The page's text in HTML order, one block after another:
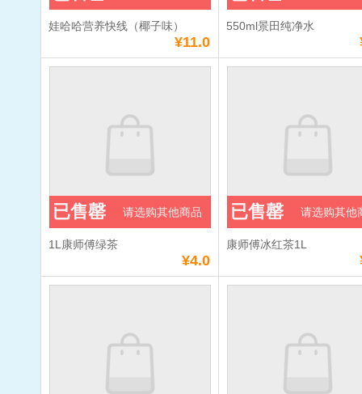
娃哈哈营养快线（椰子味）
¥11.0
550ml景田纯净水
1L康师傅绿茶
¥4.0
已售罄 请选购其他商品
康师傅冰红茶1L
已售罄 请选购其他